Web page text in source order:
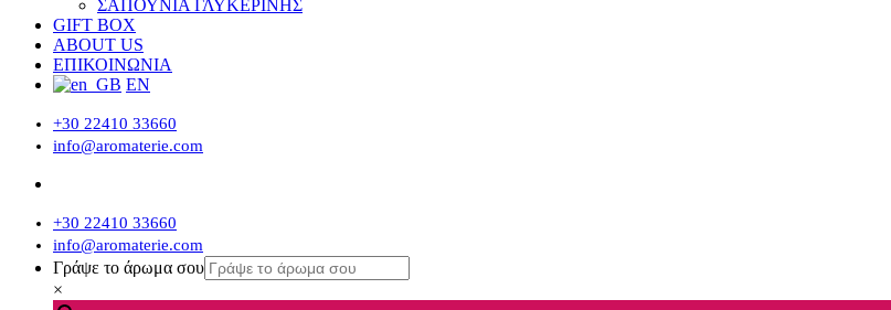
ΣΑΠΟΥΝΙΑ ΓΛΥΚΕΡΙΝΗΣ
GIFT BOX
ABOUT US
ΕΠΙΚΟΙΝΩΝΙΑ
EN
+30 22410 33660
info@aromaterie.com
+30 22410 33660
info@aromaterie.com
Γράψε το άρωμα σου
×